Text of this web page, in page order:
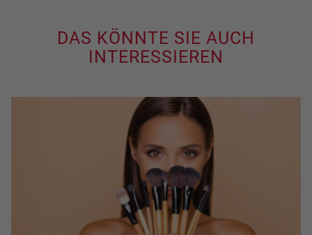
DAS KÖNNTE SIE AUCH
INTERESSIEREN